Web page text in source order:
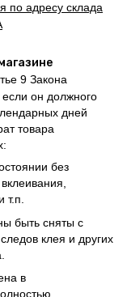
по адресу склада
9 Закона
он должного
дней
товара
без
т.п.
быть сняты с
клея и других
в